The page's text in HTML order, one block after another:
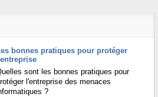
bonnes pratiques pour protéger
sont les bonnes pratiques pour
l'entreprise des menaces
?